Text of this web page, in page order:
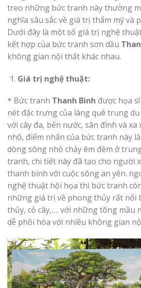
treo những bức tranh này thường
nghĩa sâu sắc về giá trị thẩm mỹ và
Dưới đây là một số giá trị nghệ
kết hợp của bức tranh sơn dầu
không gian nội thất khác nhau.
Giá trị nghệ thuật:
* Bức tranh Thanh Bình được họa
nét đặc trưng của làng quê trung du
với cây đa, bến nước, sân đình và
nhô, điểm nhấn của bức tranh này
dòng sông nhỏ chảy êm đềm ở
tranh, chi tiết này đã tạo cho người
thanh bình với cuộc sông an yên.
nghệ thuật hội họa thì bức tranh
những giá trị về phong thủy rất nổi
thủy, cỏ cây,…. với những tông mầu
dễ phồi hòa với nhiều không gian